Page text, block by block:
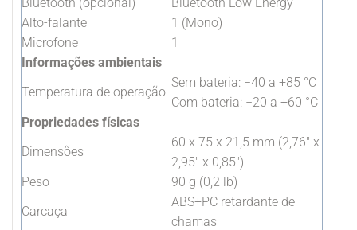
Alto-falante
1 (Mono)
Microfone
1
Informações ambientais
Temperatura de operação
Sem bateria: −40 a +85 °C
Com bateria: −20 a +60 °C
Propriedades físicas
Dimensões
60 x 75 x 21,5 mm (2,76" x
2,95" x 0,85")
Peso
90 g (0,2 lb)
Carcaça
ABS+PC retardante de
chamas